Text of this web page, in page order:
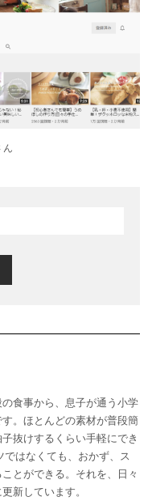
食事から、息子が通う小学
。ほとんどの素材が普段簡
抜けするくらい手軽にでき
はなくても、おかず、ス
とができる。それを、日々
新しています。